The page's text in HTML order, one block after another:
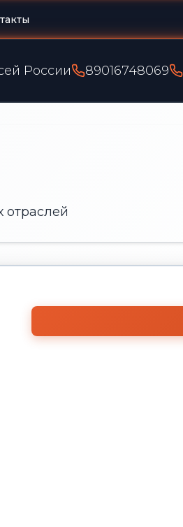
России 89016748069